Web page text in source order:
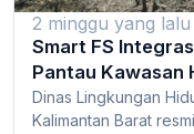
2 minggu yang lalu
Smart FS
Pantau Kawasan
Dinas Lingkungan
Kalimantan Barat